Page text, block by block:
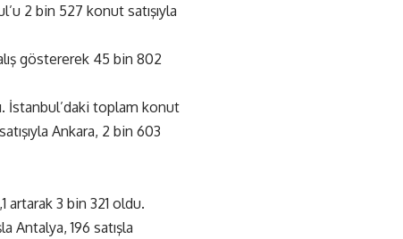
2 bin 527 konut satışıyla
göstererek 45 bin 802
İstanbul’daki toplam konut
Ankara, 2 bin 603
artarak 3 bin 321 oldu.
Antalya, 196 satışla